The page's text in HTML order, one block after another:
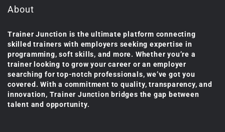
About
Trainer Junction is the ultimate platform connecting
skilled trainers with employers seeking expertise in
programming, soft skills, and more. Whether you’re a
trainer looking to grow your career or an employer
searching for top-notch professionals, we’ve got you
covered. With a commitment to quality, transparency, and
innovation, Trainer Junction bridges the gap between
talent and opportunity.